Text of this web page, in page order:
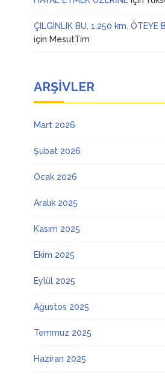
ÇILGINLIK BU, 1.250 km. ÖTEYE
için MesutTim
ARŞIVLER
Mart 2026
Şubat 2026
Ocak 2026
Aralık 2025
Kasım 2025
Ekim 2025
Eylül 2025
Ağustos 2025
Temmuz 2025
Haziran 2025